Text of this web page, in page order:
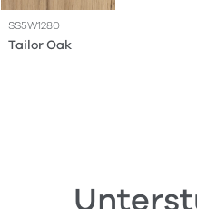
SS5W1280
Tailor Oak